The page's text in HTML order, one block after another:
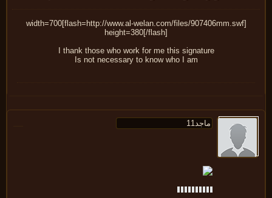
[flash=http://www.al-welan.com/files/907406mm.swf]width=700
height=380[/flash]
I thank those who work for me this signature
Is not necessary to know who I am